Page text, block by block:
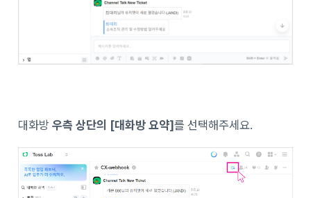
대화방우측 상단의 [대화방 요약]를 선택해주세요.